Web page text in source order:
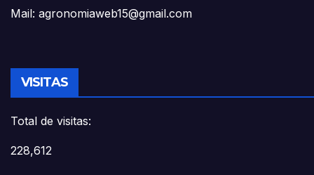
Mail: agronomiaweb15@gmail.com
VISITAS
Total de visitas:
228,612